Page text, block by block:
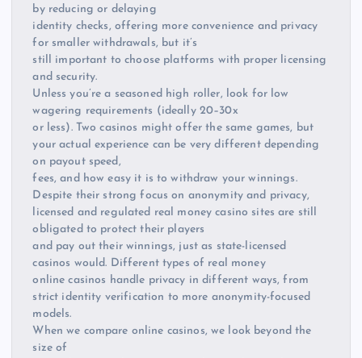
by reducing or delaying
identity checks, offering more convenience and privacy
for smaller withdrawals, but it’s
still important to choose platforms with proper licensing
and security.
Unless you’re a seasoned high roller, look for low
wagering requirements (ideally 20–30x
or less). Two casinos might offer the same games, but
your actual experience can be very different depending
on payout speed,
fees, and how easy it is to withdraw your winnings.
Despite their strong focus on anonymity and privacy,
licensed and regulated real money casino sites are still
obligated to protect their players
and pay out their winnings, just as state-licensed
casinos would. Different types of real money
online casinos handle privacy in different ways, from
strict identity verification to more anonymity-focused
models.
When we compare online casinos, we look beyond the
size of